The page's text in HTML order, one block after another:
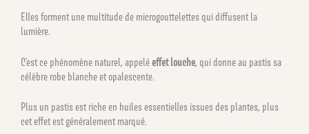
Elles forment une multitude de microgouttelettes qui diffusent la
lumière.
C’est ce phénomène naturel, appelé effet louche, qui donne au pastis sa
célèbre robe blanche et opalescente.
Plus un pastis est riche en huiles essentielles issues des plantes, plus
cet effet est généralement marqué.